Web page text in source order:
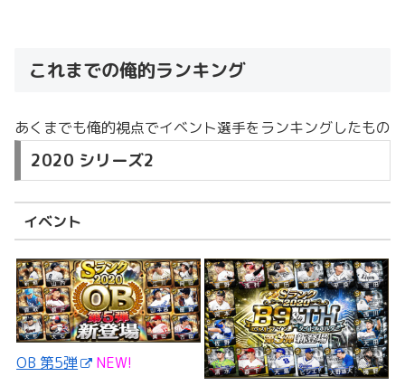
これまでの俺的ランキング
あくまでも俺的視点でイベント選手をランキングしたもの
2020 シリーズ2
イベント
OB 第5弾
NEW!